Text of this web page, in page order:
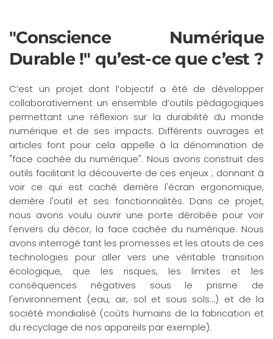
"Conscience Numérique
Durable !" qu’est-ce que c’est ?
C’est un projet dont l’objectif a été de développer
collaborativement un ensemble d’outils pédagogiques
permettant une réflexion sur la durabilité du monde
numérique et de ses impacts. Différents ouvrages et
articles font pour cela appelle à la dénomination de
"face cachée du numérique". Nous avons construit des
outils facilitant la découverte de ces enjeux ; donnant à
voir ce qui est caché derrière l'écran ergonomique,
derrière l'outil et ses fonctionnalités. Dans ce projet,
nous avons voulu ouvrir une porte dérobée pour voir
l'envers du décor, la face cachée du numérique. Nous
avons interrogé tant les promesses et les atouts de ces
technologies pour aller vers une véritable transition
écologique, que les risques, les limites et les
conséquences négatives sous le prisme de
l'environnement (eau, air, sol et sous sols...) et de la
société mondialisé (coûts humains de la fabrication et
du recyclage de nos appareils par exemple).